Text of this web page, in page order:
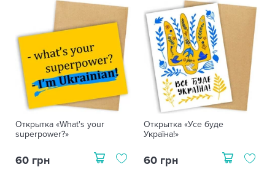
Открытка «What's your
superpower?»
60 грн
Открытка «Усе буде
Україна!»
60 грн